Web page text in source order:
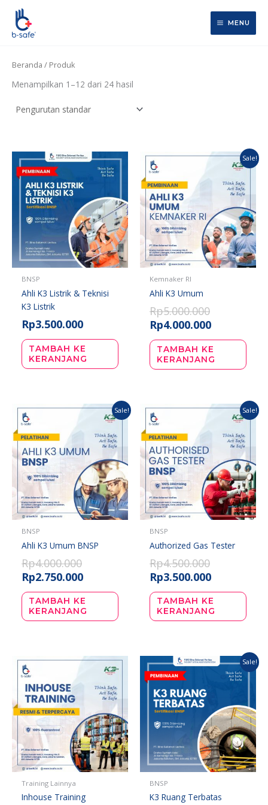
Lewati
konten
MENU
Beranda / Produk
Menampilkan 1–12 dari 24 hasil
BNSP
Ahli K3 Listrik & Teknisi
K3 Listrik
Rp3.500.000
TAMBAH KE
KERANJANG
Sale!
Kemnaker RI
Ahli K3 Umum
Rp5.000.000
Harga
aslinya
Rp5.000.000.
Rp4.000.000
Harga
adalah:
Rp4.000.000.
TAMBAH KE
KERANJANG
Sale!
BNSP
Ahli K3 Umum BNSP
Rp4.000.000
Harga
aslinya
Rp4.000.000.
Rp2.750.000
Harga
adalah:
Rp2.750.000.
TAMBAH KE
KERANJANG
Sale!
BNSP
Authorized Gas Tester
Rp4.500.000
Harga
aslinya
Rp4.500.000.
Rp3.500.000
Harga
adalah:
Rp3.500.000.
TAMBAH KE
KERANJANG
Training Lainnya
Inhouse Training
Sale!
BNSP
K3 Ruang Terbatas
Harga
aslinya
adalah:
Harga
saat